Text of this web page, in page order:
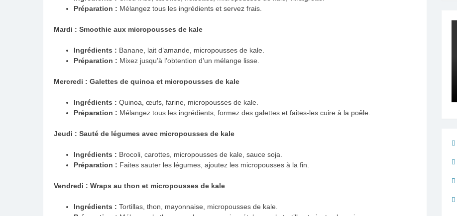
Préparation : Mélangez tous les ingrédients et servez frais.
Mardi : Smoothie aux micropousses de kale
Ingrédients : Banane, lait d’amande, micropousses de kale.
Préparation : Mixez jusqu’à l’obtention d’un mélange lisse.
Mercredi : Galettes de quinoa et micropousses de kale
Ingrédients : Quinoa, œufs, farine, micropousses de kale.
Préparation : Mélangez tous les ingrédients, formez des galettes et faites-les cuire à la poêle.
Jeudi : Sauté de légumes avec micropousses de kale
Ingrédients : Brocoli, carottes, micropousses de kale, sauce soja.
Préparation : Faites sauter les légumes, ajoutez les micropousses à la fin.
Vendredi : Wraps au thon et micropousses de kale
Ingrédients : Tortillas, thon, mayonnaise, micropousses de kale.